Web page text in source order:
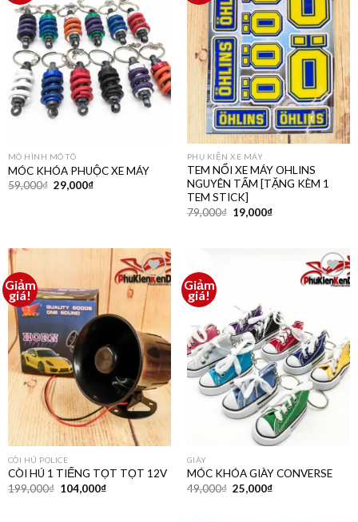
thích
MÔ HÌNH MÔ TÔ
MÓC KHÓA PHUỘC XE MÁY
59,000₫ 29,000₫
yêu
thích
PHỤ KIỆN XE MÁY
TEM NỔI XE MÁY OHLINS
NGUYÊN TẤM [TẶNG KÈM 1
TEM STICK]
79,000₫ 19,000₫
Giảm
giá!
Thêm
vào
yêu
thích
CÒI HÚ POLICE
CÒI HÚ 1 TIẾNG TỌT TỌT 12V
199,000₫ 104,000₫
Giảm
giá!
Thêm
GIÀY
MÓC KHÓA GIÀY CONVERSE
49,000₫ 25,000₫